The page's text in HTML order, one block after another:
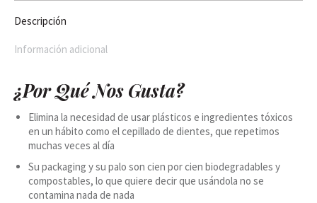
Descripción
Información adicional
¿Por Qué Nos Gusta?
Elimina la necesidad de usar plásticos e ingredientes tóxicos
en un hábito como el cepillado de dientes, que repetimos
muchas veces al día
Su packaging y su palo son cien por cien biodegradables y
compostables, lo que quiere decir que usándola no se
contamina nada de nada